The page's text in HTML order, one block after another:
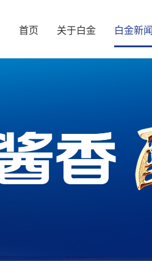
首页 关于白金 白金新闻